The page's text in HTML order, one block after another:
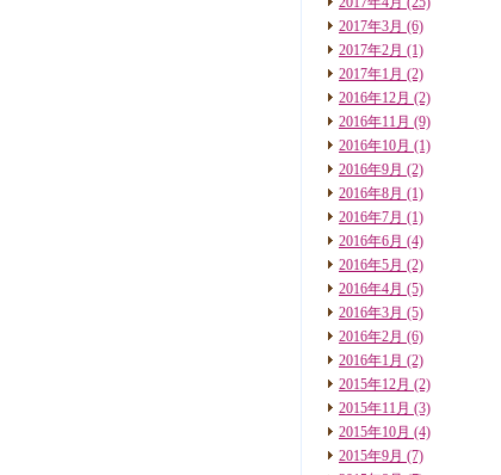
2017年3月 (6)
2017年2月 (1)
2017年1月 (2)
2016年12月 (2)
2016年11月 (9)
2016年10月 (1)
2016年9月 (2)
2016年8月 (1)
2016年7月 (1)
2016年6月 (4)
2016年5月 (2)
2016年4月 (5)
2016年3月 (5)
2016年2月 (6)
2016年1月 (2)
2015年12月 (2)
2015年11月 (3)
2015年10月 (4)
2015年9月 (7)